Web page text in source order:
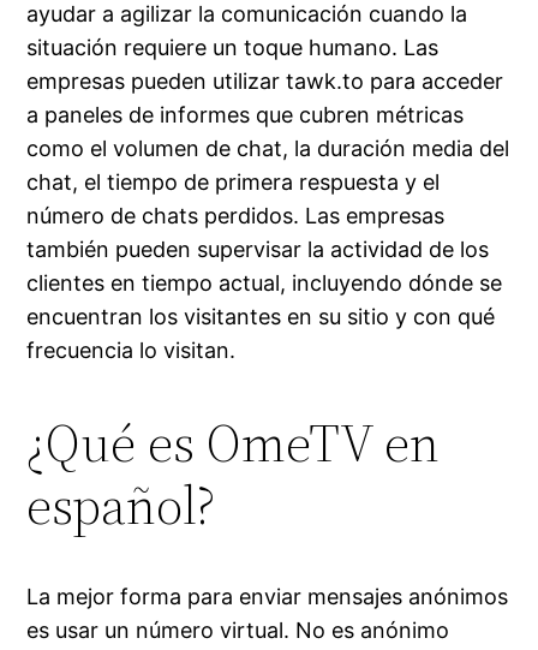
ayudar a agilizar la comunicación cuando la
situación requiere un toque humano. Las
empresas pueden utilizar tawk.to para acceder
a paneles de informes que cubren métricas
como el volumen de chat, la duración media del
chat, el tiempo de primera respuesta y el
número de chats perdidos. Las empresas
también pueden supervisar la actividad de los
clientes en tiempo actual, incluyendo dónde se
encuentran los visitantes en su sitio y con qué
frecuencia lo visitan.
¿Qué es OmeTV en
español?
La mejor forma para enviar mensajes anónimos
es usar un número virtual. No es anónimo